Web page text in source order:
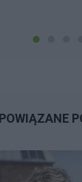
POWIĄZANE